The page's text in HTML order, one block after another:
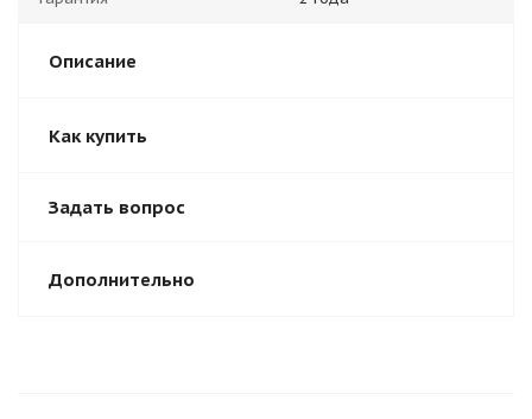
Описание
Как купить
Задать вопрос
Дополнительно